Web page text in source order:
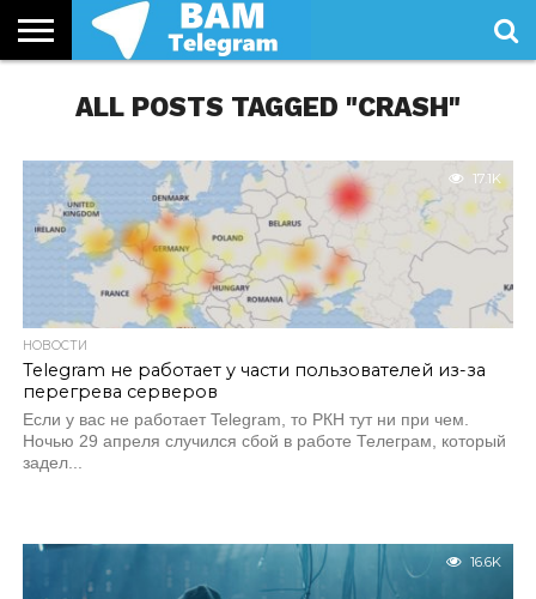
УСЛУГИ
ALL POSTS TAGGED "CRASH"
17.1K
НОВОСТИ
Telegram не работает у части пользователей из-за
перегрева серверов
Если у вас не работает Telegram, то РКН тут ни при чем.
Ночью 29 апреля случился сбой в работе Телеграм, который
задел...
16.6K